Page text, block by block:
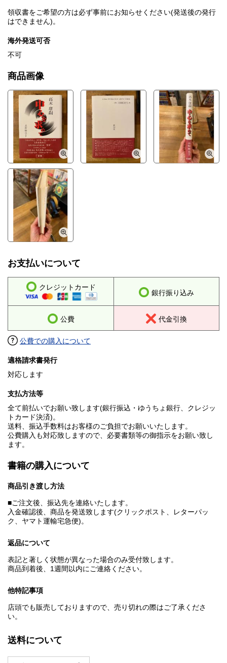
領収書をご希望の方は必ず事前にお知らせください(発送後の発行
はできません)。
海外発送可否
不可
商品画像
お支払いについて
クレジットカード
銀行振り込み
公費 代金引換
公費での購入について
適格請求書発行
対応します
支払方法等
全て前払いでお願い致します(銀行振込・ゆうちょ銀行、クレジッ
トカード決済)。
送料、振込手数料はお客様のご負担でお願いいたします。
公費購入も対応致しますので、必要書類等の御指示をお願い致し
ます。
書籍の購入について
商品引き渡し方法
■ご注文後、振込先を連絡いたします。
入金確認後、商品を発送致します(クリックポスト、レターパッ
ク、ヤマト運輸宅急便)。
返品について
表記と著しく状態が異なった場合のみ受付致します。
商品到着後、1週間以内にご連絡ください。
他特記事項
店頭でも販売しておりますので、売り切れの際はご了承くださ
い。
送料について